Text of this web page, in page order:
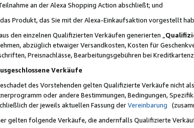
an der Alexa Shopping Action abschließt; und
Produkt, das Sie mit der Alexa-Einkaufsaktion vorgestellt
den einzelnen Qualifizierten Verkäufen generierten „
abzüglich etwaiger Versandkosten, Kosten für
Preisnachlässe, Bearbeitungsgebühren bei
Verkäufe
des Vorstehenden gelten Qualifizierte Verkäufe nicht
oder andere Bestimmungen, Bedingungen,
der jeweils aktuellen Fassung derVereinbarung
gelten folgende Verkäufe, die andernfalls Qualifizierte